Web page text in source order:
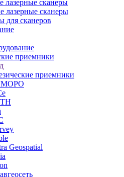
лазерные сканеры
лазерные сканеры
для сканеров
приемники
приемники
Geospatial